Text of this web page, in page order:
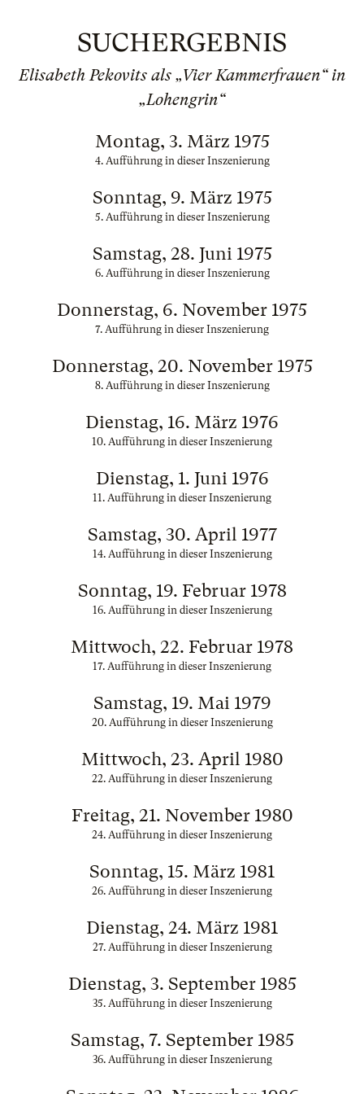
SUCHERGEBNIS
Elisabeth Pekovits als „Vier Kammerfrauen“ in
„Lohengrin“
Montag, 3. März 1975
4. Aufführung in dieser Inszenierung
Sonntag, 9. März 1975
5. Aufführung in dieser Inszenierung
Samstag, 28. Juni 1975
6. Aufführung in dieser Inszenierung
Donnerstag, 6. November 1975
7. Aufführung in dieser Inszenierung
Donnerstag, 20. November 1975
8. Aufführung in dieser Inszenierung
Dienstag, 16. März 1976
10. Aufführung in dieser Inszenierung
Dienstag, 1. Juni 1976
11. Aufführung in dieser Inszenierung
Samstag, 30. April 1977
14. Aufführung in dieser Inszenierung
Sonntag, 19. Februar 1978
16. Aufführung in dieser Inszenierung
Mittwoch, 22. Februar 1978
17. Aufführung in dieser Inszenierung
Samstag, 19. Mai 1979
20. Aufführung in dieser Inszenierung
Mittwoch, 23. April 1980
22. Aufführung in dieser Inszenierung
Freitag, 21. November 1980
24. Aufführung in dieser Inszenierung
Sonntag, 15. März 1981
26. Aufführung in dieser Inszenierung
Dienstag, 24. März 1981
27. Aufführung in dieser Inszenierung
Dienstag, 3. September 1985
35. Aufführung in dieser Inszenierung
Samstag, 7. September 1985
36. Aufführung in dieser Inszenierung